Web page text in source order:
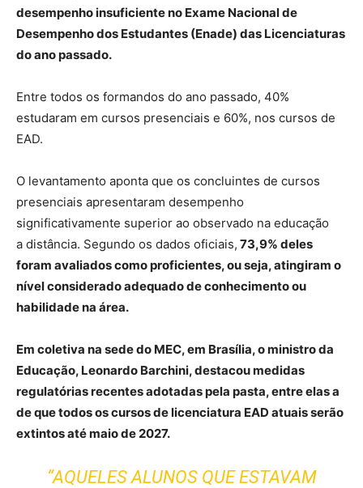
desempenho insuficiente no Exame Nacional de
Desempenho dos Estudantes (Enade) das Licenciaturas
do ano passado.
Entre todos os formandos do ano passado, 40%
estudaram em cursos presenciais e 60%, nos cursos de
EAD.
O levantamento aponta que os concluintes de cursos
presenciais apresentaram desempenho
significativamente superior ao observado na educação
a distância. Segundo os dados oficiais, 73,9% deles
foram avaliados como proficientes, ou seja, atingiram o
nível considerado adequado de conhecimento ou
habilidade na área.
Em coletiva na sede do MEC, em Brasília, o ministro da
Educação, Leonardo Barchini, destacou medidas
regulatórias recentes adotadas pela pasta, entre elas a
de que todos os cursos de licenciatura EAD atuais serão
extintos até maio de 2027.
“AQUELES ALUNOS QUE ESTAVAM